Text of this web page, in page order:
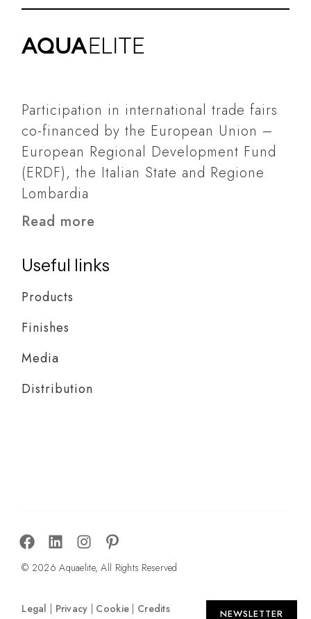
Participation in international trade fairs
co-financed by the European Union –
European Regional Development Fund
(ERDF), the Italian State and Regione
Lombardia
Read more
Useful links
Products
Finishes
Media
Distribution
© 2026 Aquaelite, All Rights Reserved
Legal | Privacy | Cookie | Credits NEWSLETTER